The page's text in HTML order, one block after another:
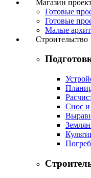
Магазин
Готовые
Готовые
Малые
Строительство
Снос